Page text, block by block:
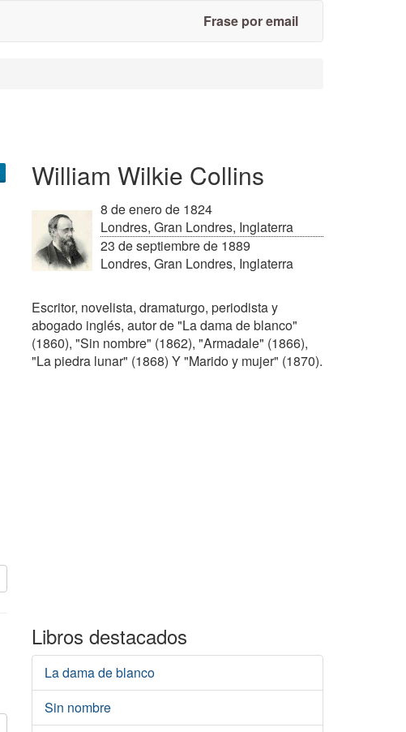
Frase por email
William Wilkie Collins
8 de enero de 1824
Londres, Gran Londres, Inglaterra
23 de septiembre de 1889
Londres, Gran Londres, Inglaterra
Escritor, novelista, dramaturgo, periodista y
abogado inglés, autor de "La dama de blanco"
(1860), "Sin nombre" (1862), "Armadale" (1866),
"La piedra lunar" (1868) Y "Marido y mujer" (1870).
Libros destacados
La dama de blanco
Sin nombre